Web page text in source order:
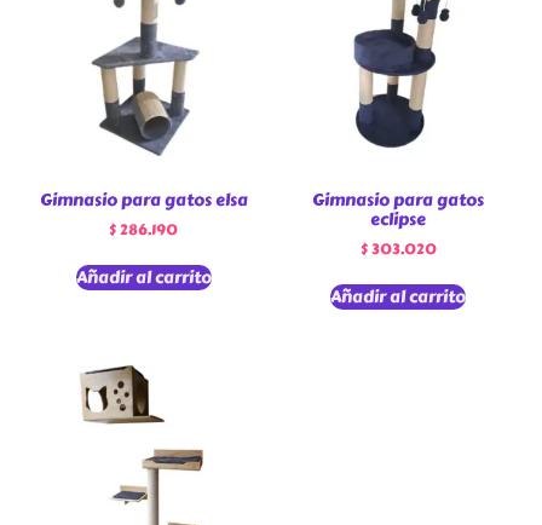
Gimnasio para gatos elsa
$286.190
Añadir al carrito
Gimnasio para gatos
eclipse
$303.020
Añadir al carrito